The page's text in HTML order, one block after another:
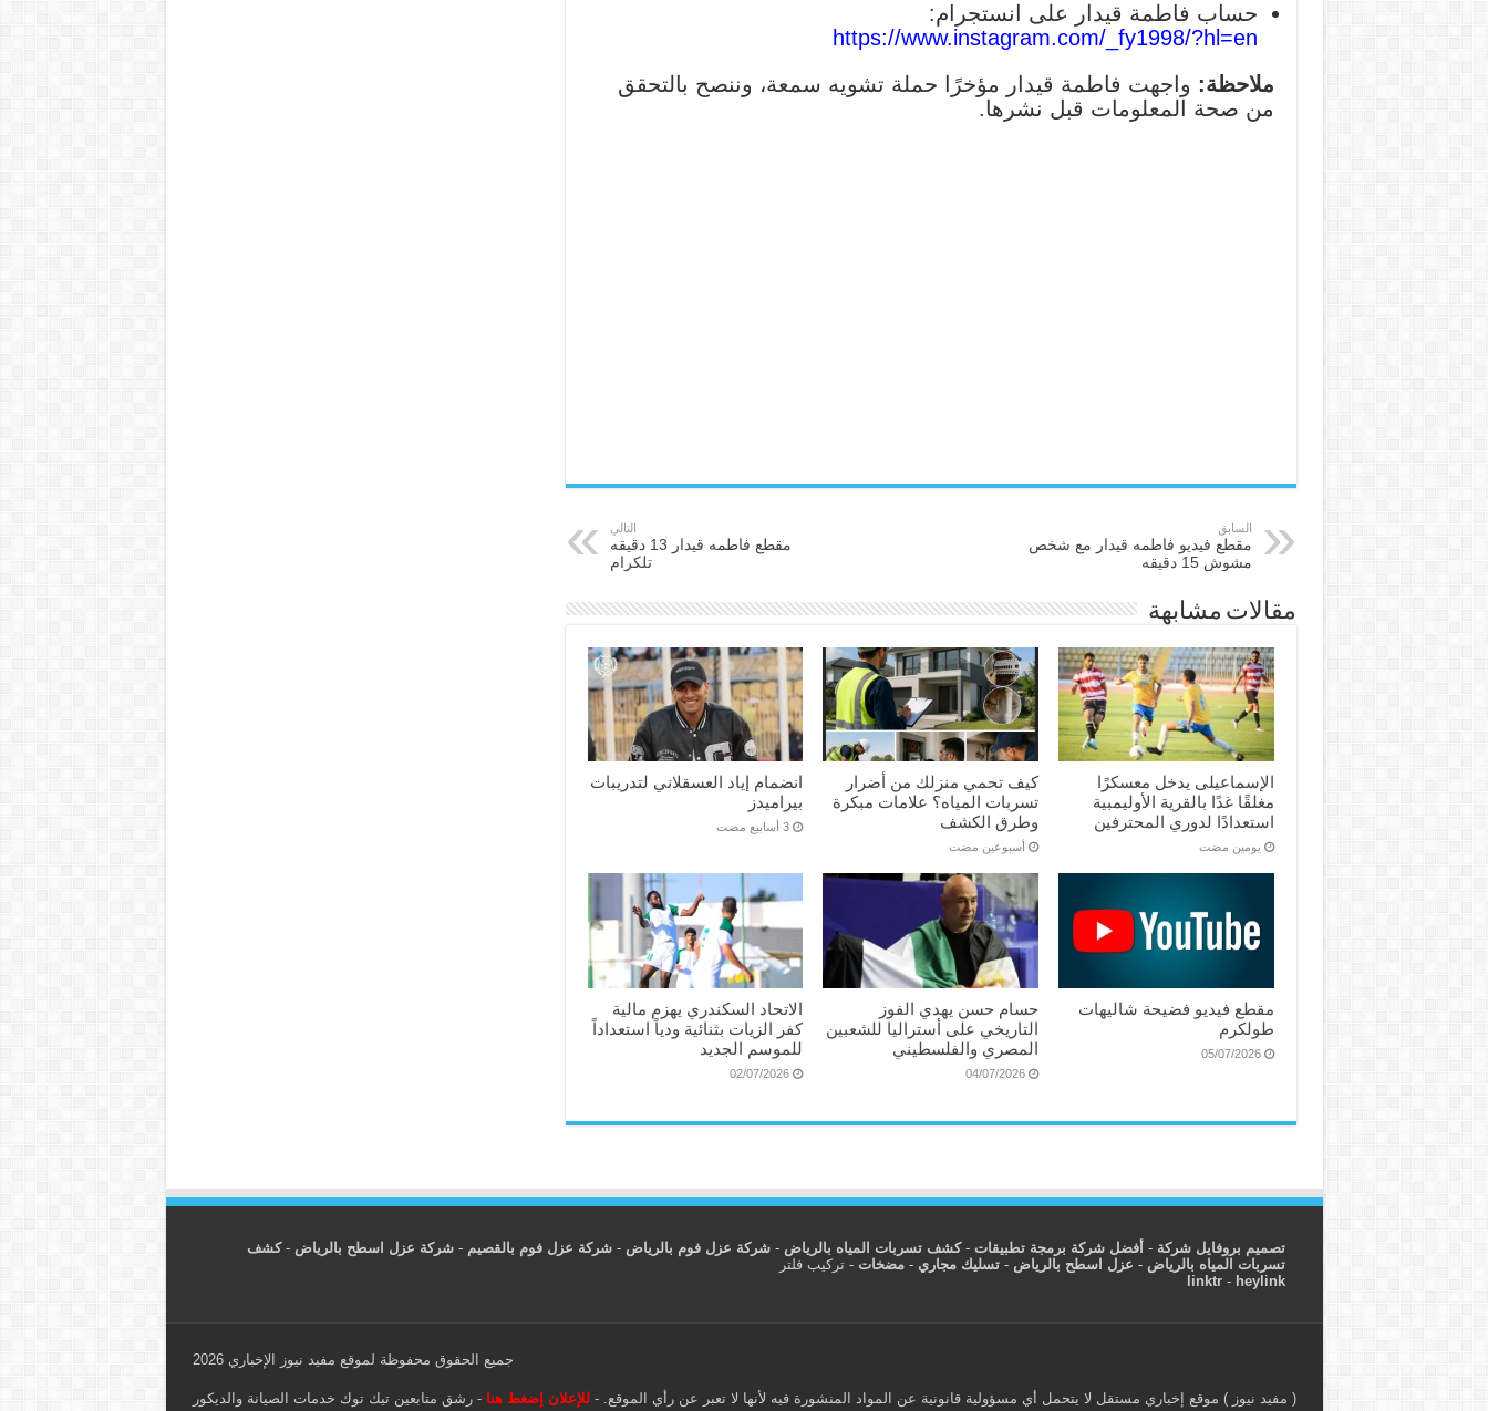
حساب فاطمة قيدار على انستجرام:
https://www.instagram.com/_fy1998/?hl=en
ملاحظة: واجهت فاطمة قيدار مؤخرًا حملة تشويه سمعة، وننصح بالتحقق
من صحة المعلومات قبل نشرها.
السابق
مقطع فيديو فاطمه قيدار مع شخص
مشوش 15 دقيقه
التالي
مقطع فاطمه قيدار 13 دقيقه
تلكرام
مقالات مشابهة
الإسماعیلی یدخل معسكرًا
مغلقًا غدًا بالقرية الأوليمبية
استعدادًا لدوري المحترفين
‏يومين مضت
كيف تحمي منزلك من أضرار
تسربات المياه؟ علامات مبكرة
وطرق الكشف
‏أسبوعين مضت
انضمام إياد العسقلاني لتدريبات
بيراميدز
‏3 أسابيع مضت
مقطع فيديو فضيحة شاليهات
طولكرم
05/07/2026
حسام حسن يهدي الفوز
التاريخي على أستراليا للشعبين
المصري والفلسطيني
04/07/2026
الاتحاد السكندري يهزم مالية
كفر الزيات بثنائية ودياً استعداداً
للموسم الجديد
02/07/2026
تصميم بروفايل شركة - أفضل شركة برمجة تطبيقات -كشف تسربات المياه بالرياض -شركة عزل فوم بالرياض -شركة عزل فوم بالقصيم -شركة عزل اسطح بالرياض -كشف
تسربات المياه بالرياض - عزل اسطح بالرياض -تسليك مجاري -مضخات -تركيب فلتر
linktr- heylink
جميع الحقوق محفوظة لموقع مفيد نيوز الإخباري 2026
( مفيد نيوز ) موقع إخباري مستقل لا يتحمل أي مسؤولية قانونية عن المواد المنشورة فيه لأنها لا تعبر عن رأي الموقع. -للإعلان إضغط هنا -رشق متابعين تيك توك خدمات الصيانة والديكور